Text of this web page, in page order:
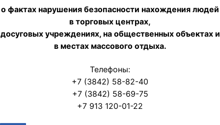
о фактах нарушения безопасности нахождения людей
в торговых центрах,
досуговых учреждениях, на общественных объектах и
в местах массового отдыха.
Телефоны:
+7 (3842) 58-82-40
+7 (3842) 58-69-75
+7 913 120-01-22